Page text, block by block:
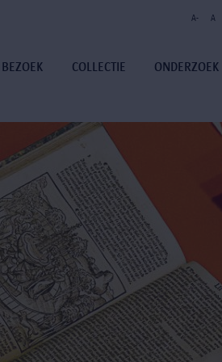
A- A
BEZOEK COLLECTIE ONDERZOEK